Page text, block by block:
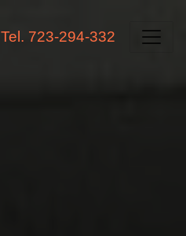
Tel. 723-294-332